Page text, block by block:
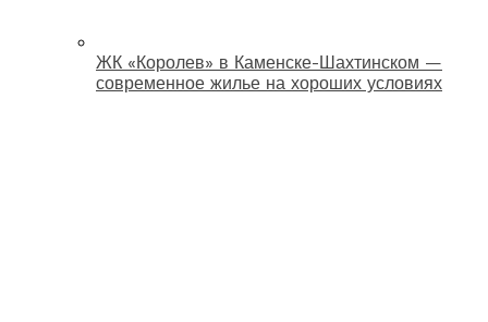
ЖК «Королев» в Каменске-Шахтинском —
современное жилье на хороших условиях